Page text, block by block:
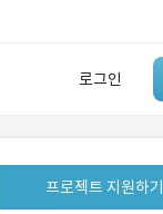
로그인
유사사례 검색 AI
‘이런 거’ 만들어본
프로젝트 지원하기